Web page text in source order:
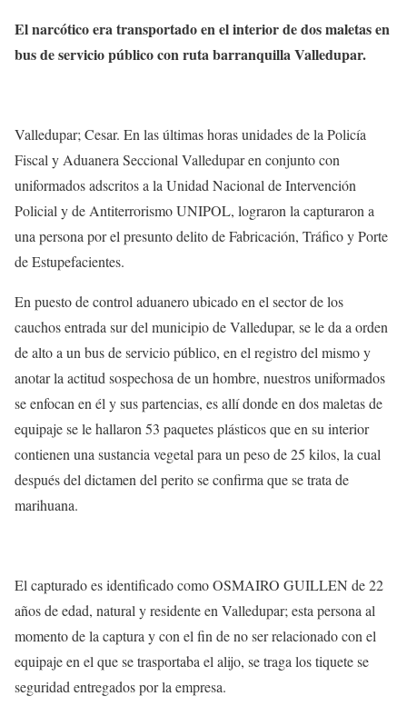
El narcótico era transportado en el interior de dos maletas en
bus de servicio público con ruta barranquilla Valledupar.
Valledupar; Cesar. En las últimas horas unidades de la Policía
Fiscal y Aduanera Seccional Valledupar en conjunto con
uniformados adscritos a la Unidad Nacional de Intervención
Policial y de Antiterrorismo UNIPOL, lograron la capturaron a
una persona por el presunto delito de Fabricación, Tráfico y Porte
de Estupefacientes.
En puesto de control aduanero ubicado en el sector de los
cauchos entrada sur del municipio de Valledupar, se le da a orden
de alto a un bus de servicio público, en el registro del mismo y
anotar la actitud sospechosa de un hombre, nuestros uniformados
se enfocan en él y sus partencias, es allí donde en dos maletas de
equipaje se le hallaron 53 paquetes plásticos que en su interior
contienen una sustancia vegetal para un peso de 25 kilos, la cual
después del dictamen del perito se confirma que se trata de
marihuana.
El capturado es identificado como OSMAIRO GUILLEN de 22
años de edad, natural y residente en Valledupar; esta persona al
momento de la captura y con el fin de no ser relacionado con el
equipaje en el que se trasportaba el alijo, se traga los tiquete se
seguridad entregados por la empresa.